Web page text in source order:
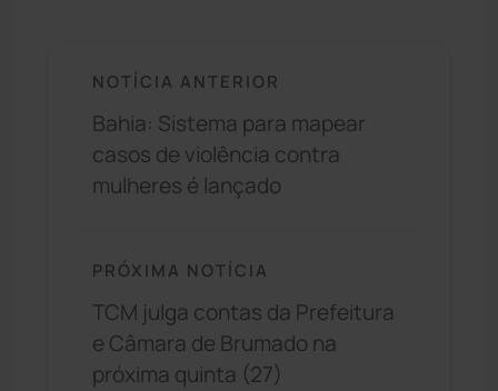
NOTÍCIA ANTERIOR
Bahia: Sistema para mapear
casos de violência contra
mulheres é lançado
PRÓXIMA NOTÍCIA
TCM julga contas da Prefeitura
e Câmara de Brumado na
próxima quinta (27)